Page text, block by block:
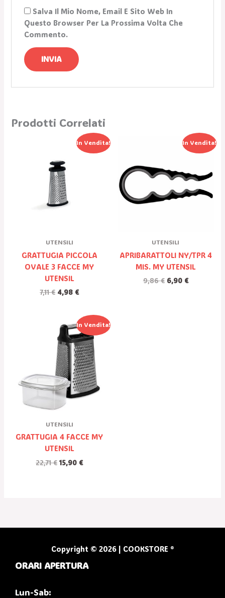
Salva Il Mio Nome, Email E Sito Web In
Questo Browser Per La Prossima Volta Che
Commento.
Prodotti Correlati
In Vendita!
UTENSILI
GRATTUGIA PICCOLA
OVALE 3 FACCE MY
UTENSIL
7,11€
Prezzo
Era:
7,11 €.
4,98 €
Il
Prezzo
In Vendita!
UTENSILI
APRIBARATTOLI NY/TPR 4
MIS. MY UTENSIL
9,86€
Prezzo
9,86 €.
6,90 €
Il
6,90 €.
In Vendita!
UTENSILI
GRATTUGIA 4 FACCE MY
UTENSIL
22,71€
Prezzo
Originale
Era:
22,71 €.
15,90 €
Il
Prezzo
Attuale
È:
15,90 €.
Copyright © 2026 | COOKSTORE ®
ORARI APERTURA
Lun-Sab: